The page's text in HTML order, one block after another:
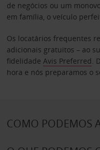
de negócios ou um
em família, o veículo
Os locatários frequentes
adicionais gratuitos – ao
fidelidade Avis Preferred.
hora e nós preparamos o
COMO PODEMOS